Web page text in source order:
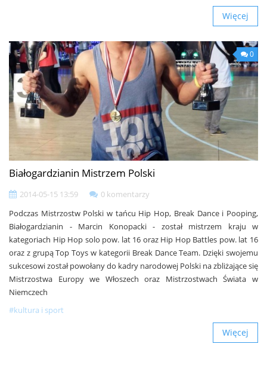
Więcej
0
Białogardzianin Mistrzem Polski
2014-05-15 13:59
0 komentarzy
Podczas Mistrzostw Polski w tańcu Hip Hop, Break Dance i Pooping,
Białogardzianin - Marcin Konopacki - został mistrzem kraju w
kategoriach Hip Hop solo pow. lat 16 oraz Hip Hop Battles pow. lat 16
oraz z grupą Top Toys w kategorii Break Dance Team. Dzięki swojemu
sukcesowi został powołany do kadry narodowej Polski na zbliżające się
Mistrzostwa Europy we Włoszech oraz Mistrzostwach Świata w
Niemczech
#kultura i sport
Więcej